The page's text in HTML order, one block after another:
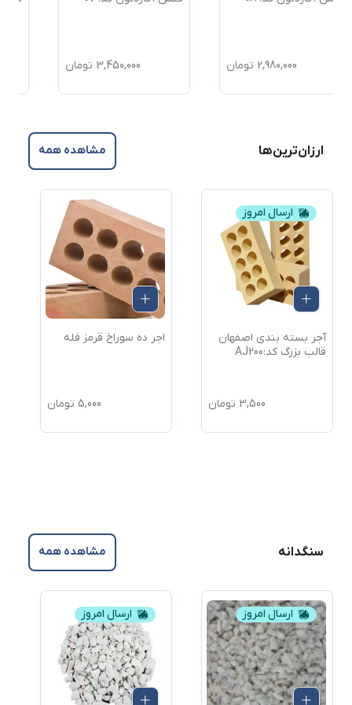
3,450,000 تومان 1,650,000 تومان
ارزان‌ترین‌ها مشاهده همه
اجر ده سوراخ قرمز فله
5,000 تومان
ارسال امروز
اجر ده سوراخ بسته بندی
5,400 تومان
سنگدانه مشاهده همه
ارسال امروز ارسال امروز